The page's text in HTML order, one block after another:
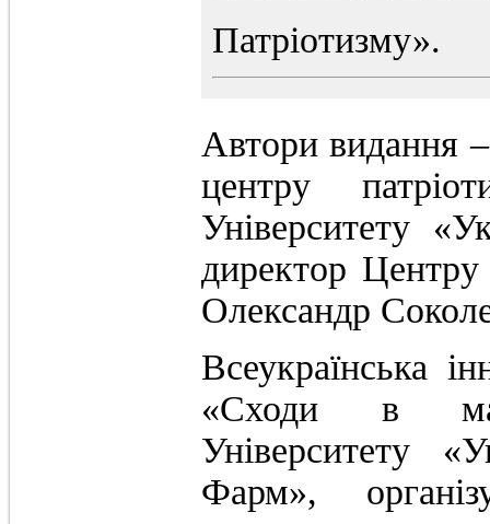
Патріотизму».
Автори видання
центру
Університету
директор
Олександр
Всеукраїнська
«Сходи в
Університету
Фарм»,